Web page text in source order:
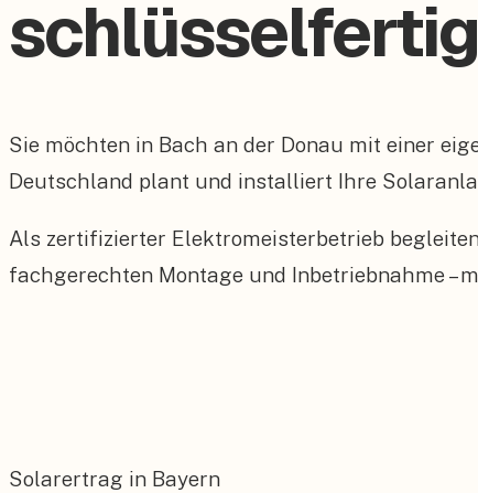
Sie möchten in Bach an der Donau mit einer
Deutschland plant und installiert Ihre
Als zertifizierter Elektromeisterbetrieb
fachgerechten Montage und Inbetriebnahme
Solarertrag in Bayern